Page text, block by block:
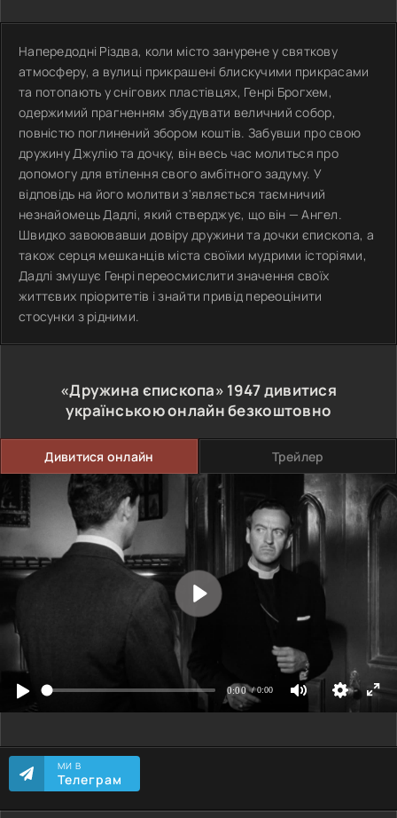
Напередодні Різдва, коли місто занурене у святкову
атмосферу, а вулиці прикрашені блискучими прикрасами
та потопають у снігових пластівцях, Генрі Брогхем,
одержимий прагненням збудувати величний собор,
повністю поглинений збором коштів. Забувши про свою
дружину Джулію та дочку, він весь час молиться про
допомогу для втілення свого амбітного задуму. У
відповідь на його молитви з'являється таємничий
незнайомець Дадлі, який стверджує, що він — Ангел.
Швидко завоювавши довіру дружини та дочки єпископа, а
також серця мешканців міста своїми мудрими історіями,
Дадлі змушує Генрі переосмислити значення своїх
життєвих пріоритетів і знайти привід переоцінити
стосунки з рідними.
«Дружина єпископа» 1947дивитися
українською онлайн безкоштовно
Дивитися онлайн Трейлер
МИ В
Телеграм